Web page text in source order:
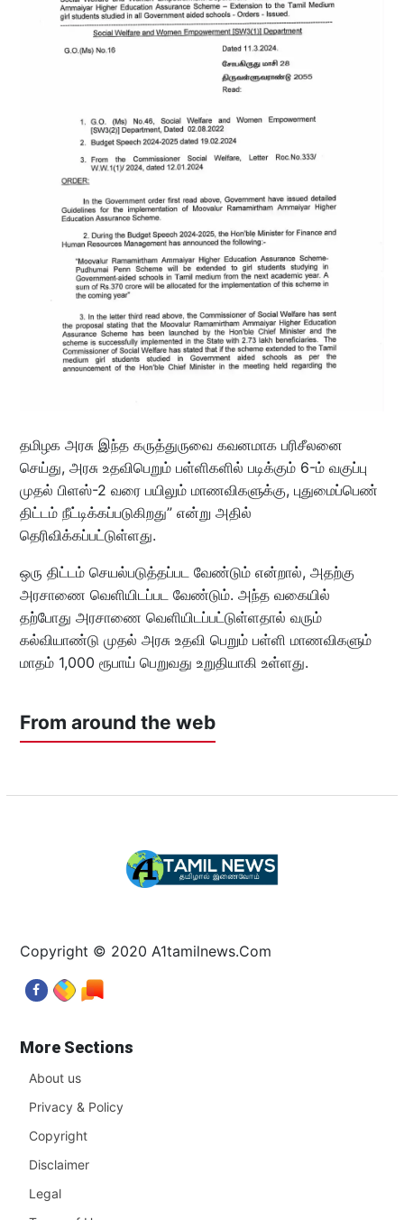
தமிழக அரசு இந்த கருத்துருவை கவனமாக பரிசீலனை
செய்து, அரசு உதவிபெறும் பள்ளிகளில் படிக்கும் 6-ம் வகுப்பு
முதல் பிளஸ்-2 வரை பயிலும் மாணவிகளுக்கு, புதுமைப்பெண்
திட்டம் நீட்டிக்கப்படுகிறது” என்று அதில்
தெரிவிக்கப்பட்டுள்ளது.
ஒரு திட்டம் செயல்படுத்தப்பட வேண்டும் என்றால், அதற்கு
அரசாணை வெளியிடப்பட வேண்டும். அந்த வகையில்
தற்போது அரசாணை வெளியிடப்பட்டுள்ளதால் வரும்
கல்வியாண்டு முதல் அரசு உதவி பெறும் பள்ளி மாணவிகளும்
மாதம் 1,000 ரூபாய் பெறுவது உறுதியாகி உள்ளது.
From around the web
Copyright © 2020 A1tamilnews.Com
More Sections
About us
Privacy & Policy
Copyright
Disclaimer
Legal